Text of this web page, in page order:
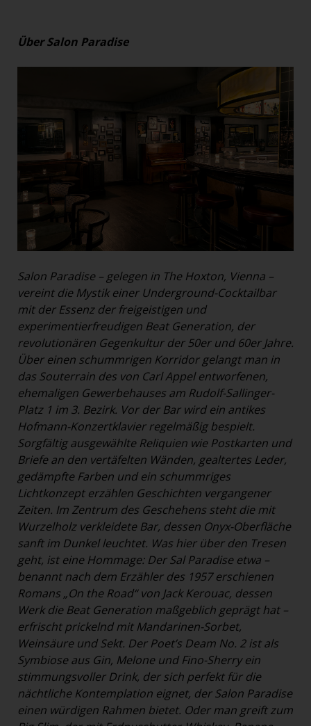
Über Salon Paradise
Salon Paradise – gelegen in The Hoxton, Vienna –
vereint die Mystik einer Underground-Cocktailbar
mit der Essenz der freigeistigen und
experimentierfreudigen Beat Generation, der
revolutionären Gegenkultur der 50er und 60er Jahre.
Über einen schummrigen Korridor gelangt man in
das Souterrain des von Carl Appel entworfenen,
ehemaligen Gewerbehauses am Rudolf-Sallinger-
Platz 1 im 3. Bezirk. Vor der Bar wird ein antikes
Hofmann-Konzertklavier regelmäßig bespielt.
Sorgfältig ausgewählte Reliquien wie Postkarten und
Briefe an den vertäfelten Wänden, gealtertes Leder,
gedämpfte Farben und ein schummriges
Lichtkonzept erzählen Geschichten vergangener
Zeiten. Im Zentrum des Geschehens steht die mit
Wurzelholz verkleidete Bar, dessen Onyx-Oberfläche
sanft im Dunkel leuchtet. Was hier über den Tresen
geht, ist eine Hommage: Der Sal Paradise etwa –
benannt nach dem Erzähler des 1957 erschienen
Romans „On the Road“ von Jack Kerouac, dessen
Werk die Beat Generation maßgeblich geprägt hat –
erfrischt prickelnd mit Mandarinen-Sorbet,
Weinsäure und Sekt. Der Poet’s Deam No. 2 ist als
Symbiose aus Gin, Melone und Fino-Sherry ein
stimmungsvoller Drink, der sich perfekt für die
nächtliche Kontemplation eignet, der Salon Paradise
einen würdigen Rahmen bietet. Oder man greift zum